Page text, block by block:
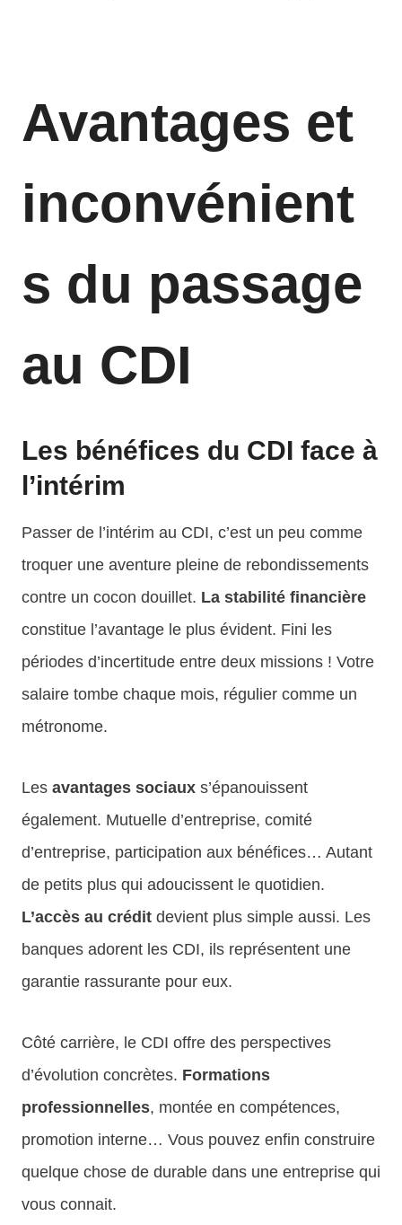
Avantages et
inconvénient
s du passage
au CDI
Les bénéfices du CDI face à
l’intérim
Passer de l’intérim au CDI, c’est un peu comme
troquer une aventure pleine de rebondissements
contre un cocon douillet. La stabilité financière
constitue l’avantage le plus évident. Fini les
périodes d’incertitude entre deux missions ! Votre
salaire tombe chaque mois, régulier comme un
métronome.
Les avantages sociaux s’épanouissent
également. Mutuelle d’entreprise, comité
d’entreprise, participation aux bénéfices… Autant
de petits plus qui adoucissent le quotidien.
L’accès au crédit devient plus simple aussi. Les
banques adorent les CDI, ils représentent une
garantie rassurante pour eux.
Côté carrière, le CDI offre des perspectives
d’évolution concrètes. Formations
professionnelles, montée en compétences,
promotion interne… Vous pouvez enfin construire
quelque chose de durable dans une entreprise qui
vous connait.